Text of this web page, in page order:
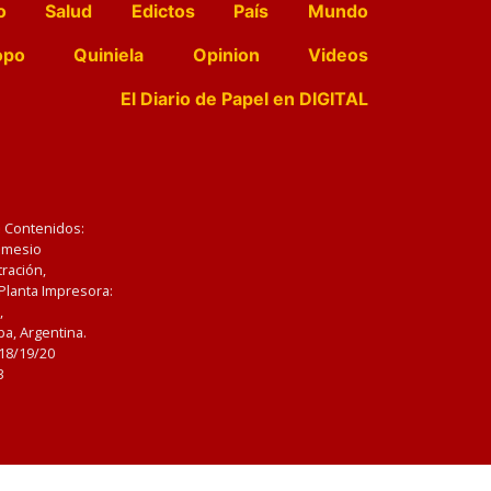
Salud Edictos País
Mundo
Quiniela Opinion
Videos
El Diario de Papel en DIGITAL
Impresora:
Argentina.
19/20